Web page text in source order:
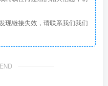
现链接失效，请联系我们我们